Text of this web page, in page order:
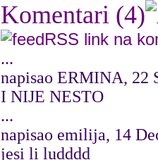
Komentari (4)
RSS link na
...
napisao ERMINA, 22
I NIJE NESTO
...
napisao emilija, 14
jesi li ludddd